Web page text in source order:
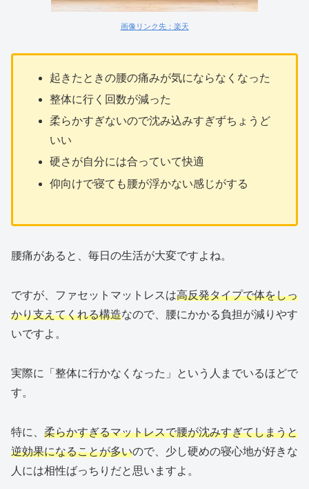
画像リンク先：楽天
起きたときの腰の痛みが気にならなくなった
整体に行く回数が減った
柔らかすぎないので沈み込みすぎずちょうど
いい
硬さが自分には合っていて快適
仰向けで寝ても腰が浮かない感じがする
腰痛があると、毎日の生活が大変ですよね。
ですが、ファセットマットレスは高反発タイプで体をしっ
かり支えてくれる構造なので、腰にかかる負担が減りやす
いですよ。
実際に「整体に行かなくなった」という人までいるほどで
す。
特に、 柔らかすぎるマットレスで腰が沈みすぎてしまうと
逆効果になることが多いので、少し硬めの寝心地が好きな
人には相性ばっちりだと思いますよ。